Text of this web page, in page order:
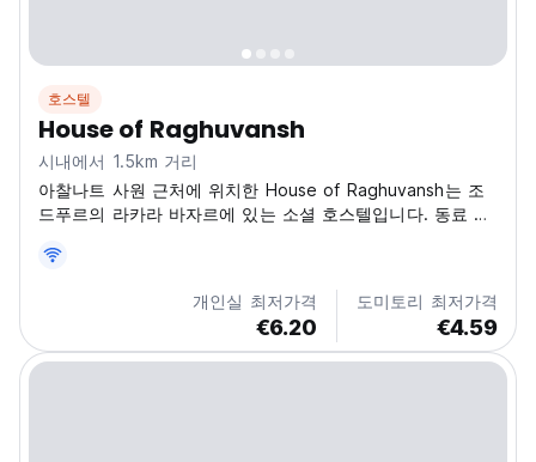
호스텔
House of Raghuvansh
시내에서 1.5km 거리
아찰나트 사원 근처에 위치한 House of Raghuvansh는 조
드푸르의 라카라 바자르에 있는 소셜 호스텔입니다. 동료 여
original language)
개인실 최저가격
€6.20
도미토리 최저가격
€4.59